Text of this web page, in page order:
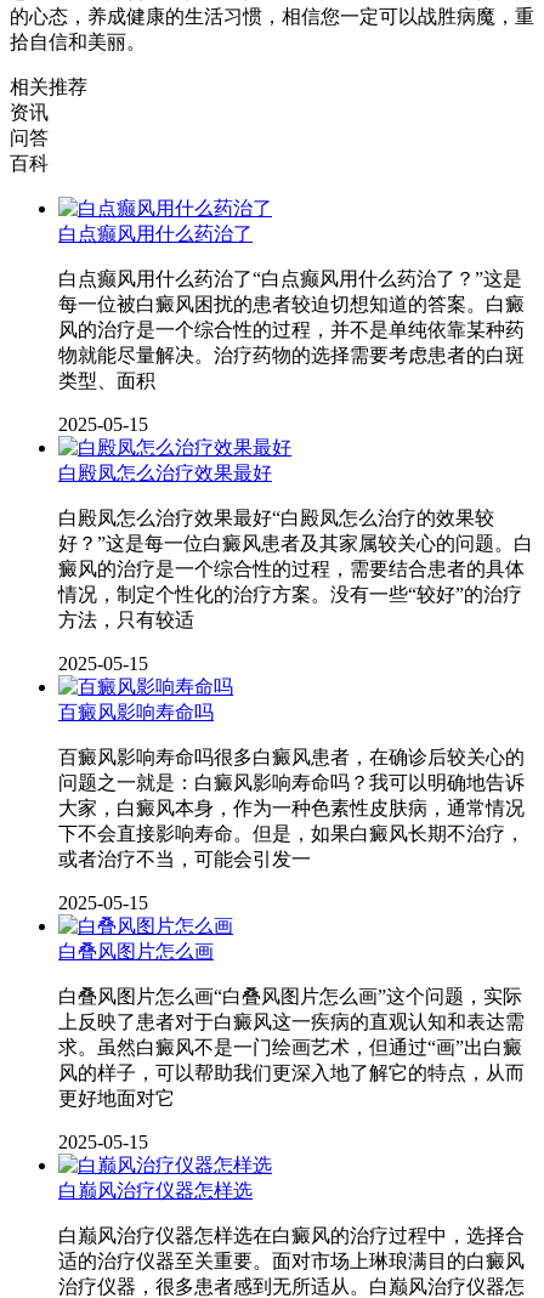
的心态，养成健康的生活习惯，相信您一定可以战胜病魔，重
拾自信和美丽。
相关推荐
资讯
问答
百科
白点癫风用什么药治了
白点癫风用什么药治了“白点癫风用什么药治了？”这是
每一位被白癜风困扰的患者较迫切想知道的答案。白癜
风的治疗是一个综合性的过程，并不是单纯依靠某种药
物就能尽量解决。治疗药物的选择需要考虑患者的白斑
类型、面积
2025-05-15
白殿凤怎么治疗效果最好
白殿凤怎么治疗效果最好“白殿凤怎么治疗的效果较
好？”这是每一位白癜风患者及其家属较关心的问题。白
癜风的治疗是一个综合性的过程，需要结合患者的具体
情况，制定个性化的治疗方案。没有一些“较好”的治疗
方法，只有较适
2025-05-15
百癜风影响寿命吗
百癜风影响寿命吗很多白癜风患者，在确诊后较关心的
问题之一就是：白癜风影响寿命吗？我可以明确地告诉
大家，白癜风本身，作为一种色素性皮肤病，通常情况
下不会直接影响寿命。但是，如果白癜风长期不治疗，
或者治疗不当，可能会引发一
2025-05-15
白叠风图片怎么画
白叠风图片怎么画“白叠风图片怎么画”这个问题，实际
上反映了患者对于白癜风这一疾病的直观认知和表达需
求。虽然白癜风不是一门绘画艺术，但通过“画”出白癜
风的样子，可以帮助我们更深入地了解它的特点，从而
更好地面对它
2025-05-15
白巅风治疗仪器怎样选
白巅风治疗仪器怎样选在白癜风的治疗过程中，选择合
适的治疗仪器至关重要。面对市场上琳琅满目的白癜风
治疗仪器，很多患者感到无所适从。白巅风治疗仪器怎